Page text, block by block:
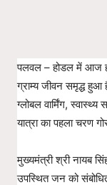
पलवल – होडल में आज
ग्राम्य जीवन समृद्ध हुआ
ग्लोबल वार्मिंग,
यात्रा का पहला चरण
मुख्यमंत्री श्री नायब
उपस्थित जन को